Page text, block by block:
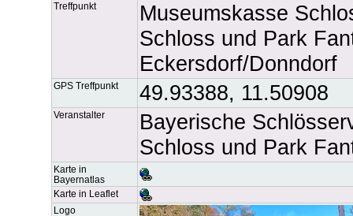
Treffpunkt
Museumskasse
Schloss und Park
Eckersdorf/Donndorf
GPS Treffpunkt 49.93388, 11.50908
Veranstalter
Bayerische
Schloss und Park
Karte in
Bayernatlas
Karte in Leaflet
Logo